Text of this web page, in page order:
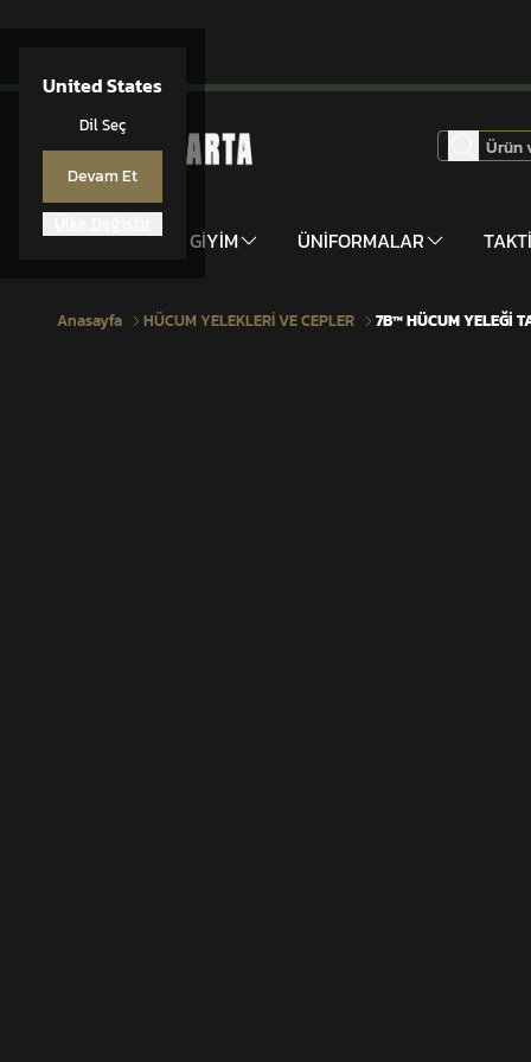
United States
Dil Seç
Devam Et
DONANIM GİYİM ÜNİFORMALAR
Anasayfa HÜCUM YELEKLERİ VE CEPLER 7B™ HÜCUM YELEĞİ